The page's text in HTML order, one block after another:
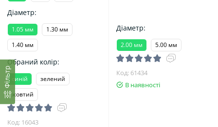
Фільтр
Діаметр:
1.05 мм
1.30 мм
1.40 мм
Обраний колір:
синій
зелений
жовтий
Код: 16043
Діаметр:
2.00 мм 5.00 мм
Код: 61434
В наявності